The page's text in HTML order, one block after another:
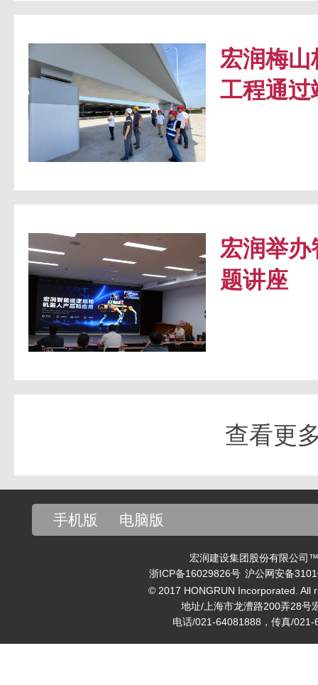
宏润梅
工程通过
宏润举
题讲座
查看更
手机版 电脑版
宏润建设集团股份有限公司
浙ICP备16029826号 沪公网安备
© 2017 HONGRUN Incorporated. All
地址/上海市龙漕路200弄28号
电话/021-64081888，传真/021-